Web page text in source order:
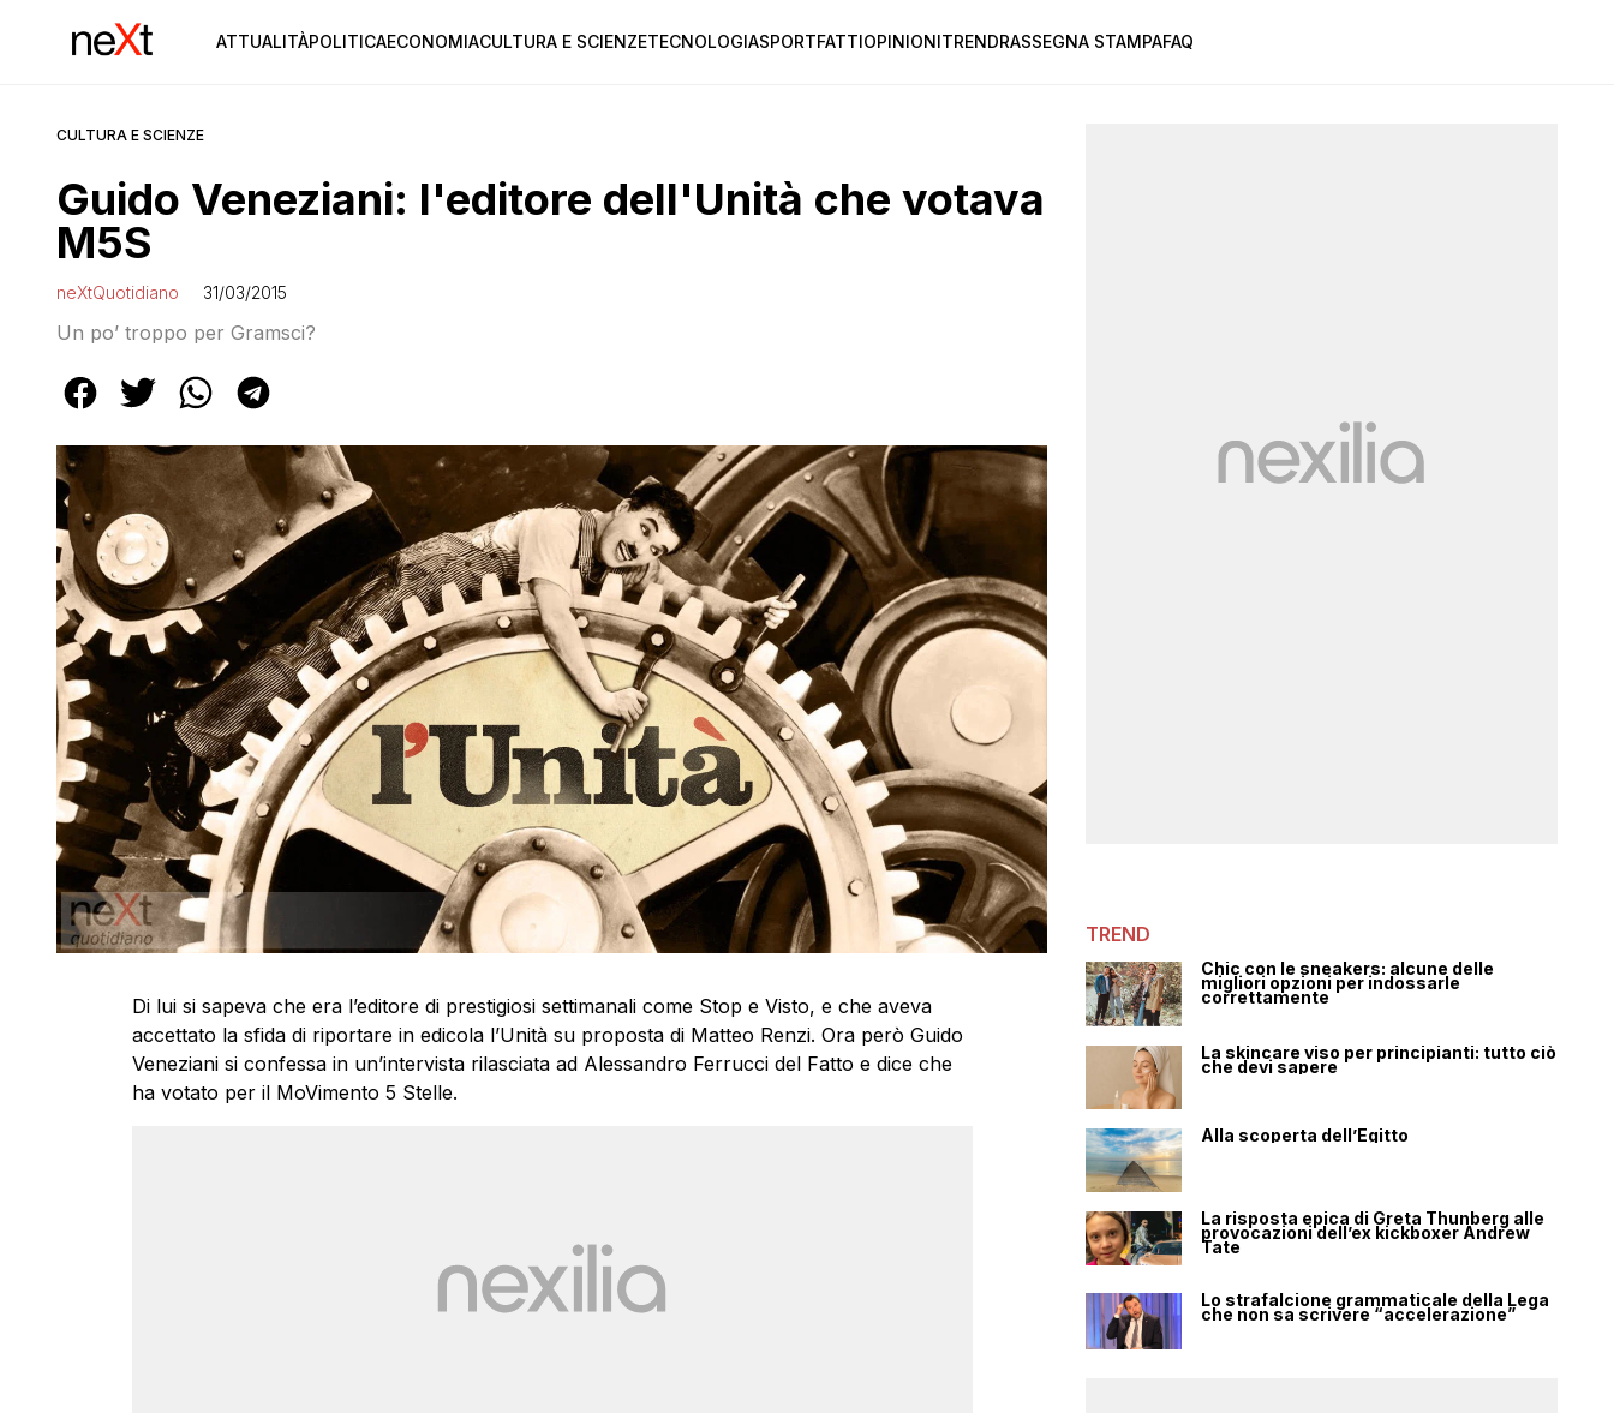
ATTUALITÀPOLITICAECONOMIACULTURA E SCIENZETECNOLOGIASPORTFATTIOPINIONITRENDRASSEGNA STAMPAFAQ
CULTURA E SCIENZE
Guido Veneziani: l'editore dell'Unità che votava
M5S
neXtQuotidiano 31/03/2015
Un po’ troppo per Gramsci?
Di lui si sapeva che era l’editore di prestigiosi settimanali come Stop e Visto, e che aveva
accettato la sfida di riportare in edicola l’Unità su proposta di Matteo Renzi. Ora però Guido
Veneziani si confessa in un’intervista rilasciata ad Alessandro Ferrucci del Fatto e dice che
ha votato per il MoVimento 5 Stelle.
TREND
Chic con le sneakers: alcune delle
migliori opzioni per indossarle
correttamente
La skincare viso per principianti: tutto ciò
che devi sapere
Alla scoperta dell’Egitto
La risposta epica di Greta Thunberg alle
provocazioni dell’ex kickboxer Andrew
Tate
Lo strafalcione grammaticale della Lega
che non sa scrivere “accelerazione”